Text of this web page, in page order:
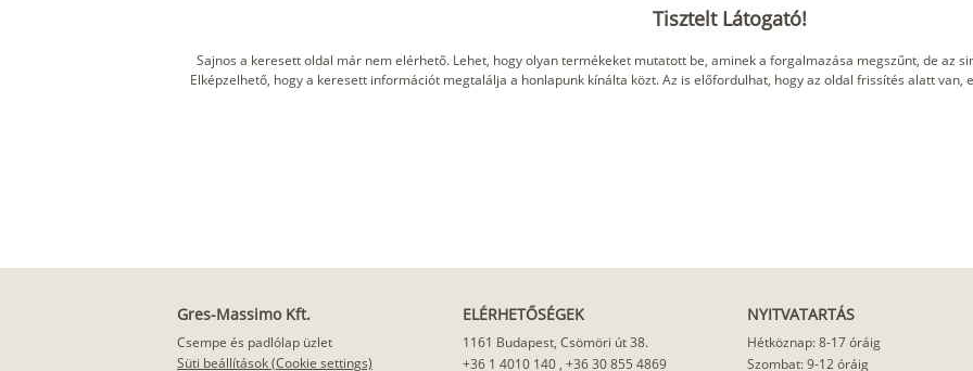
Tisztelt Látogató!
Sajnos a keresett oldal már nem elérhető. Lehet, hogy olyan termékeket mutatott be, aminek a forgalmazása megszűnt, de az
Elképzelhető, hogy a keresett információt megtalálja a honlapunk kínálta közt. Az is előfordulhat, hogy az oldal frissítés alatt van,
Gres-Massimo Kft.
Csempe és padlólap üzlet
Süti beállítások (Cookie settings)
ELÉRHETŐSÉGEK
1161 Budapest, Csömöri út 38.
+36 1 4010 140, +36 30 855 4869
NYITVATARTÁS
Hétköznap: 8-17 óráig
Szombat: 9-12 óráig